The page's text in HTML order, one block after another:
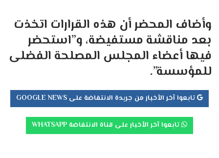
وأضاف المحضر أن هذه القرارات اتخذت
بعد مناقشة مستفيضة، و”استحضر
فيها أعضاء المجلس المصلحة الفضلى
للمؤسسة”.
تابعوا آخر الأخبار من جريدة الانتفاضة على GOOGLE NEWS
تابعوا آخر الأخبار على قناة الانتفاضة WHATSAPP